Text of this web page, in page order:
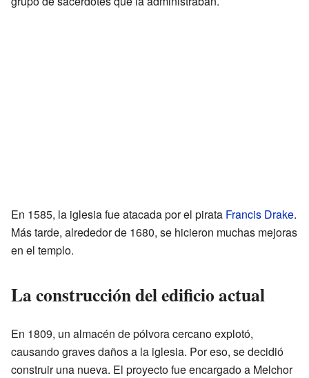
En 1585, la iglesia fue atacada por el pirata Francis Drake.
Más tarde, alrededor de 1680, se hicieron muchas mejoras
en el templo.
La construcción del edificio actual
En 1809, un almacén de pólvora cercano explotó,
causando graves daños a la iglesia. Por eso, se decidió
construir una nueva. El proyecto fue encargado a Melchor